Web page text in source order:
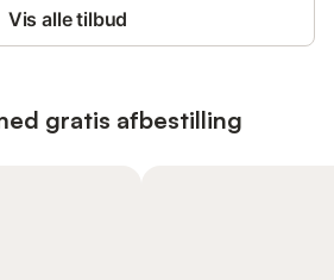
Vis alle tilbud
gratis afbestilling